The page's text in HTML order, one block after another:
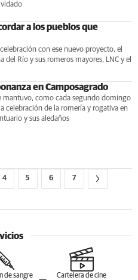
a los pueblos que
con ese nuevo proyecto, el
Río y sus romeros mayores, LNC y el
en Camposagrado
mantuvo, como cada segundo domingo
celebración de la romería y rogativa en
y sus aledaños
4 5 6 7
de sangre Cartelera de cine